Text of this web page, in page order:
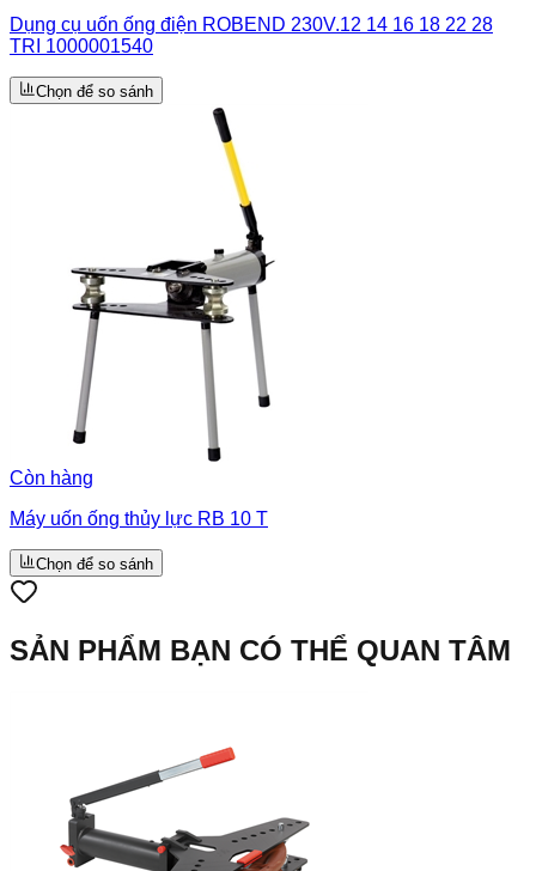
Dụng cụ uốn ống điện ROBEND 230V.12 14 16 18 22 28
TRI 1000001540
Chọn để so sánh
Còn hàng
Máy uốn ống thủy lực RB 10 T
Chọn để so sánh
SẢN PHẨM BẠN CÓ THỂ QUAN TÂM